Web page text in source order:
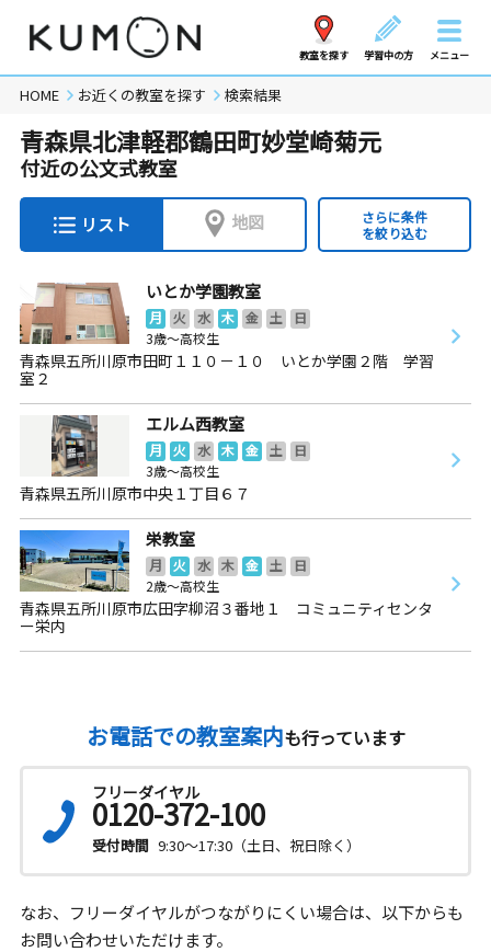
教室を探す 学習中の方 メニュー
HOME お近くの教室を探す 検索結果
青森県北津軽郡鶴田町妙堂崎菊元
付近の公文式教室
リスト 地図
さらに条件
を絞り込む
いとか学園教室
月 火 水 木 金 土
日
3歳～高校生
青森県五所川原市田町１１０－１０ いとか学園２階 学習
室２
エルム西教室
月 火 水 木 金 土
日
3歳～高校生
青森県五所川原市中央１丁目６７
栄教室
月 火 水 木 金 土
日
2歳～高校生
青森県五所川原市広田字柳沼３番地１ コミュニティセンタ
ー栄内
お電話での教室案内も行っています
フリーダイヤル
0120-372-100
受付時間 9:30～17:30（土日、祝日除く）
なお、フリーダイヤルがつながりにくい場合は、以下からも
お問い合わせいただけます。